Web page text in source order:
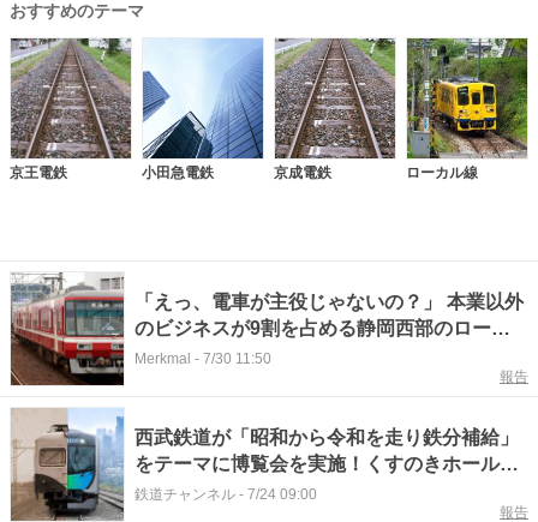
おすすめのテーマ
京王電鉄 小田急電鉄 京成電鉄 ローカル線
「えっ、電車が主役じゃないの？」 本業以外
のビジネスが9割を占める静岡西部のローカ
ル私鉄、なぜ今グループ経営を変えるのか
Merkmal - 7/30 11:50
報告
西武鉄道が「昭和から令和を走り鉄分補給」
をテーマに博覧会を実施！くすのきホールで
8月14日から 新車両「トキイロ」体験ブース
鉄道チャンネル - 7/24 09:00
報告